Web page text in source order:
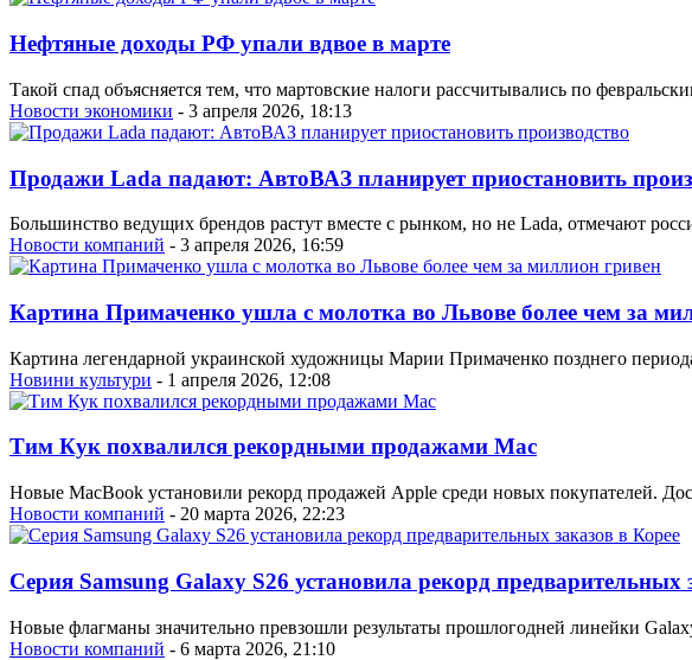
Нефтяные доходы РФ упали вдвое в марте
Такой спад объясняется тем, что мартовские налоги рассчитывались по
Новости экономики - 3 апреля 2026, 18:13
Продажи Lada падают: АвтоВАЗ планирует приостановить
Большинство ведущих брендов растут вместе с рынком, но не Lada, отмечают
Новости компаний - 3 апреля 2026, 16:59
Картина Примаченко ушла с молотка во Львове более чем за
Картина легендарной украинской художницы Марии Примаченко позднего
Новини культури - 1 апреля 2026, 12:08
Тим Кук похвалился рекордными продажами Mac
Новые MacBook установили рекорд продажей Apple среди новых покупателей.
Новости компаний - 20 марта 2026, 22:23
Серия Samsung Galaxy S26 установила рекорд предварительных
Новые флагманы значительно превзошли результаты прошлогодней линейки
Новости компаний - 6 марта 2026, 21:10